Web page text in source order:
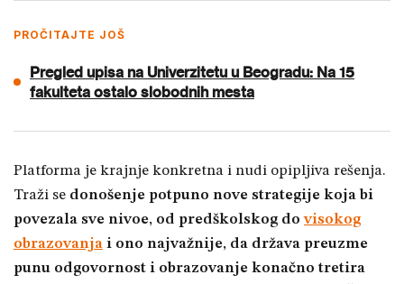
PROČITAJTE JOŠ
Pregled upisa na Univerzitetu u Beogradu: Na 15
fakulteta ostalo slobodnih mesta
Platforma je krajnje konkretna i nudi opipljiva rešenja.
Traži se donošenje potpuno nove strategije koja bi
povezala sve nivoe, od predškolskog dovisokog
obrazovanja i ono najvažnije, da država preuzme
punu odgovornost i obrazovanje konačno tretira